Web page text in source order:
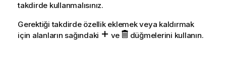
takdirde kullanmalısınız.
Gerektiği takdirde özellik eklemek veya kaldırmak
için alanların sağındaki
ve düğmelerini kullanın.